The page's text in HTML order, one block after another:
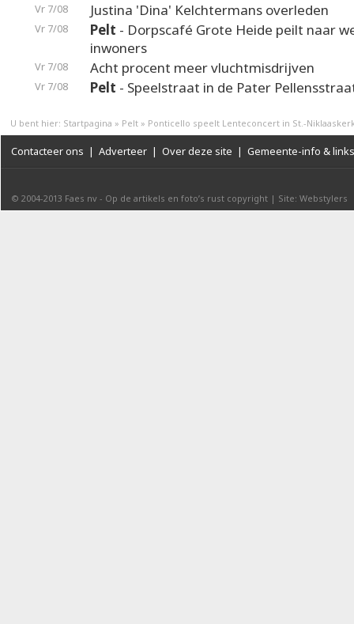
Vr 7/08 Justina 'Dina' Kelchtermans overleden
Vr 7/08 Pelt - Dorpscafé Grote Heide peilt naar
inwoners
Vr 7/08 Acht procent meer vluchtmisdrijven
Vr 7/08 Pelt - Speelstraat in de Pater
U bent hier: Startpagina » Pelt » Ponticello speelt Lenteconcert in St.-
Contacteer ons | Adverteer | Over deze site | Gemeente-info & links
© 2004-2013 Faes nv - Op de artikels en foto’s rust copyright | Site: Webstylers